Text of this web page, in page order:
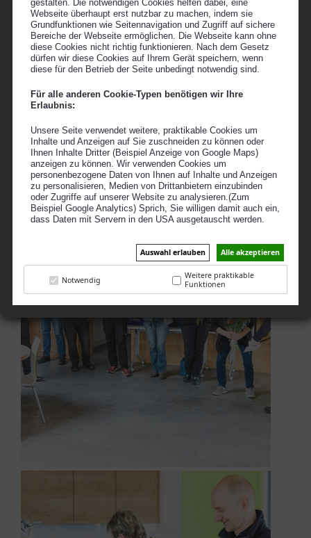
gestalten. Die notwendigen Cookies helfen dabei, eine
Webseite überhaupt erst nutzbar zu machen, indem sie
Grundfunktionen wie Seitennavigation und Zugriff auf sichere
Bereiche der Webseite ermöglichen. Die Webseite kann ohne
diese Cookies nicht richtig funktionieren. Nach dem Gesetz
dürfen wir diese Cookies auf Ihrem Gerät speichern, wenn
diese für den Betrieb der Seite unbedingt notwendig sind.
Für alle anderen Cookie-Typen benötigen wir Ihre
Erlaubnis:
Unsere Seite verwendet weitere, praktikable Cookies um
Inhalte und Anzeigen auf Sie zuschneiden zu können oder
Ihnen Inhalte Dritter (Beispiel Anzeige von Google Maps)
anzeigen zu können. Wir verwenden Cookies um
personenbezogene Daten von Ihnen auf Inhalte und Anzeigen
zu personalisieren, Medien von Drittanbietern einzubinden
oder Zugriffe auf unserer Website zu analysieren.(Zum
Beispiel Google Analytics) Sprich, Sie willigen damit auch ein,
dass Daten mit Servern in den USA ausgetauscht werden.
Auswahl erlauben Alle akzeptieren
Notwendig
Weitere praktikable
Funktionen